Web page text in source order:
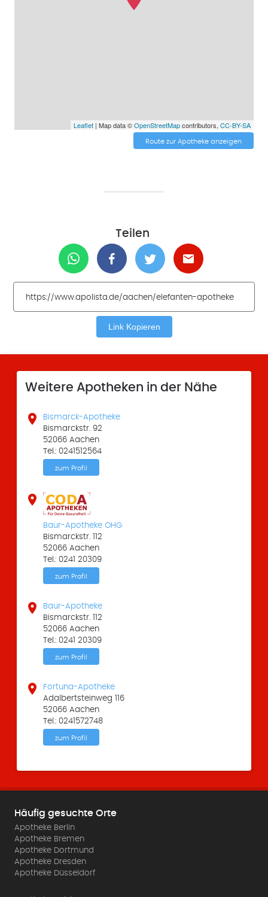
Leaflet| Map data ©OpenStreetMapcontributors, CC-BY-SA
Route zur Apotheke anzeigen
Teilen
Link Kopieren
Weitere Apotheken in der Nähe

Bismarck-Apotheke
Bismarckstr. 92
52066 Aachen
Tel.: 0241512564
zum Profil

Baur-Apotheke OHG
Bismarckstr. 112
52066 Aachen
Tel.: 0241 20309
zum Profil

Baur-Apotheke
Bismarckstr. 112
52066 Aachen
Tel.: 0241 20309
zum Profil

Fortuna-Apotheke
Adalbertsteinweg 116
52066 Aachen
Tel.: 0241572748
zum Profil
Häufig gesuchte Orte
Apotheke Berlin
Apotheke Bremen
Apotheke Dortmund
Apotheke Dresden
Apotheke Düsseldorf